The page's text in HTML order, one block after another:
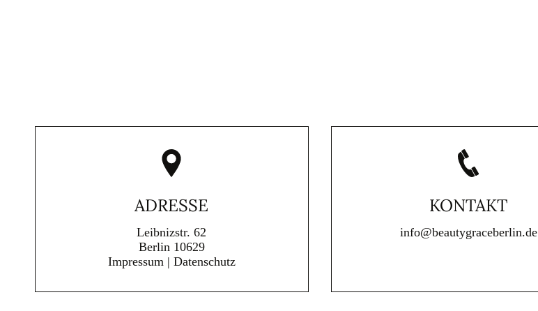
ADRESSE
Leibnizstr. 62
Berlin 10629
Impressum| Datenschutz
KONTAKT
info@beautygraceberlin.de